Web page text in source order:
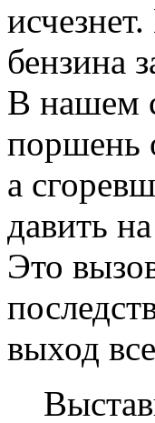
бензина
В нашем
поршень
а
давить
Это
выход